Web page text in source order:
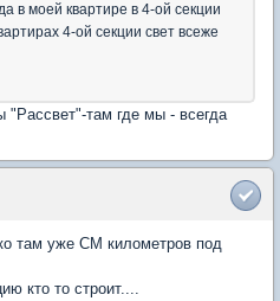
в моей квартире в 4-ой секции
4-ой секции свет всеже
там где мы - всегда
там уже СМ километров под
кто то строит....